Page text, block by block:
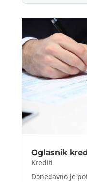
Oglasnik
Krediti
Donedavno je